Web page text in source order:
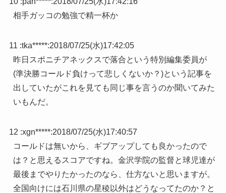
相手ガッコの勉強で精一杯か
11 :tka*****:2018/07/25(水)17:42:05
昨日スポニチアネックスで落合という特別編集委員が
(準決勝コールド負けって悲しくないか？)という記事を
出していたがこれを見ても同じ事を言うのか聞いてみた
いもんだ。
12 :xgn*****:2018/07/25(水)17:40:57
コールドは無いから、ギブアップしても良かったので
は？と思えるスコアですね。金沢学院の監督と球児達が
最後までやりたかったのなら、仕方ないと思いますが。
全国向けには石川県の星稜以外はどうなってたのか？と